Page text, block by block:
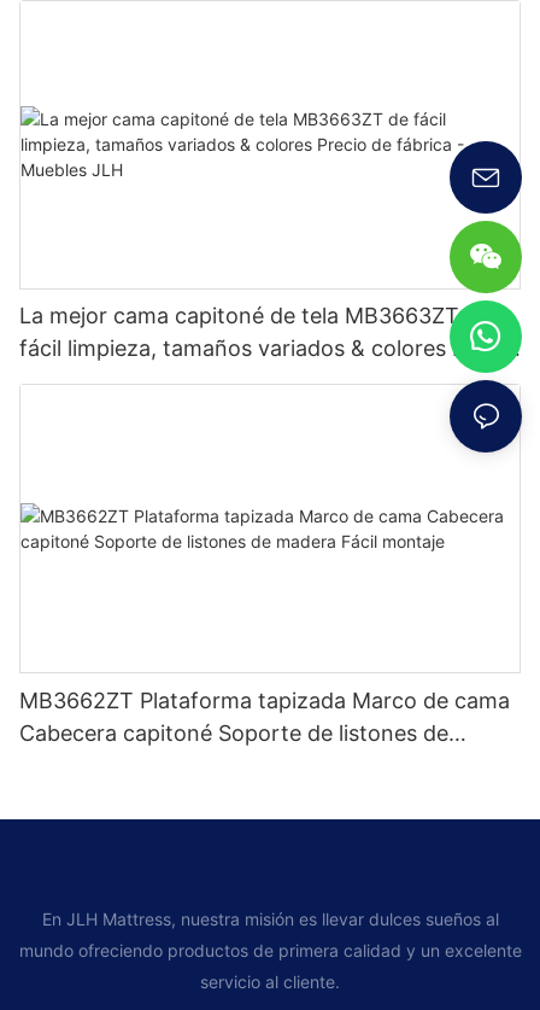
La mejor cama capitoné de tela MB3663ZT de
fácil limpieza, tamaños variados & colores Precio
de fábrica - Muebles JLH
MB3662ZT Plataforma tapizada Marco de cama
Cabecera capitoné Soporte de listones de
En JLH Mattress, nuestra misión es llevar dulces sueños al
mundo ofreciendo productos de primera calidad y un excelente
servicio al cliente.